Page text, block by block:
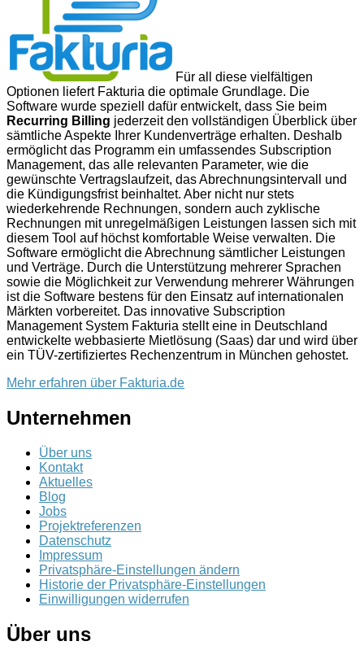
Für all diese vielfältigen
Optionen liefert Fakturia die optimale Grundlage. Die
Software wurde speziell dafür entwickelt, dass Sie beim
Recurring Billing jederzeit den vollständigen Überblick über
sämtliche Aspekte Ihrer Kundenverträge erhalten. Deshalb
ermöglicht das Programm ein umfassendes Subscription
Management, das alle relevanten Parameter, wie die
gewünschte Vertragslaufzeit, das Abrechnungsintervall und
die Kündigungsfrist beinhaltet. Aber nicht nur stets
wiederkehrende Rechnungen, sondern auch zyklische
Rechnungen mit unregelmäßigen Leistungen lassen sich mit
diesem Tool auf höchst komfortable Weise verwalten. Die
Software ermöglicht die Abrechnung sämtlicher Leistungen
und Verträge. Durch die Unterstützung mehrerer Sprachen
sowie die Möglichkeit zur Verwendung mehrerer Währungen
ist die Software bestens für den Einsatz auf internationalen
Märkten vorbereitet. Das innovative Subscription
Management System Fakturia stellt eine in Deutschland
entwickelte webbasierte Mietlösung (Saas) dar und wird über
ein TÜV-zertifiziertes Rechenzentrum in München gehostet.
Mehr erfahren über Fakturia.de
Unternehmen
Über uns
Kontakt
Aktuelles
Blog
Jobs
Projektreferenzen
Datenschutz
Impressum
Privatsphäre-Einstellungen ändern
Historie der Privatsphäre-Einstellungen
Einwilligungen widerrufen
Über uns